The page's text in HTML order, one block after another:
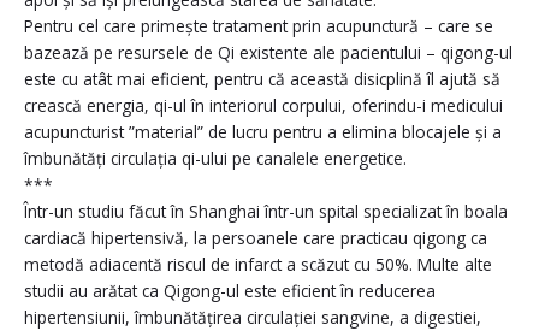
Pentru cel care primește tratament prin acupunctură – care se
bazează pe resursele de Qi existente ale pacientului – qigong-ul
este cu atât mai eficient, pentru că această disicplină îl ajută să
crească energia, qi-ul în interiorul corpului, oferindu-i medicului
acupuncturist ”material” de lucru pentru a elimina blocajele și a
îmbunătăți circulația qi-ului pe canalele energetice.
***
Într-un studiu făcut în Shanghai într-un spital specializat în boala
cardiacă hipertensivă, la persoanele care practicau qigong ca
metodă adiacentă riscul de infarct a scăzut cu 50%. Multe alte
studii au arătat ca Qigong-ul este eficient în reducerea
hipertensiunii, îmbunătățirea circulației sangvine, a digestiei,